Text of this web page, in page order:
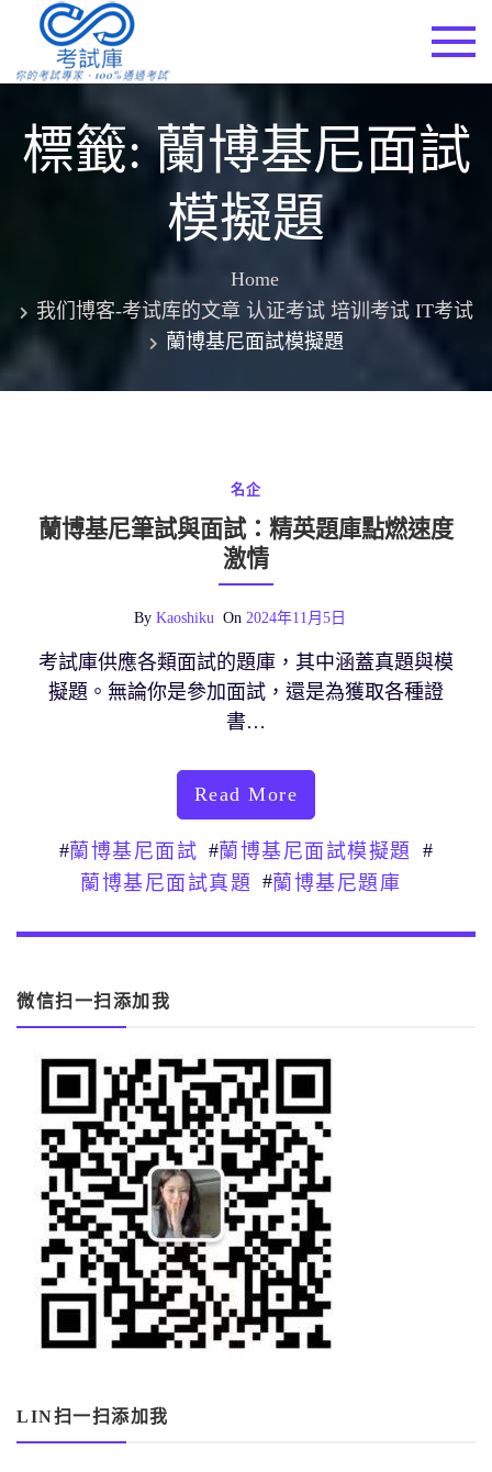
content
標籤:蘭博基尼面試
模擬題
Home
我们博客-考试库的文章 认证考试 培训考试 IT考试
蘭博基尼面試模擬題
名企
蘭博基尼筆試與面試：精英題庫點燃速度
激情
By Kaoshiku On 2024年11月5日
考試庫供應各類面試的題庫，其中涵蓋真題與模
擬題。無論你是參加面試，還是為獲取各種證
書…
Read More
#蘭博基尼面試 #蘭博基尼面試模擬題
#
蘭博基尼面試真題 #蘭博基尼題庫
微信扫一扫添加我
LIN扫一扫添加我